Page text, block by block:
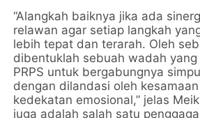
“Alangkah baiknya jika ada
relawan agar setiap langkah
lebih tepat dan terarah. Oleh
dibentuklah sebuah wadah yang
PRPS untuk bergabungnya
dengan dilandasi oleh
kedekatan emosional,” jelas
juga adalah salah satu